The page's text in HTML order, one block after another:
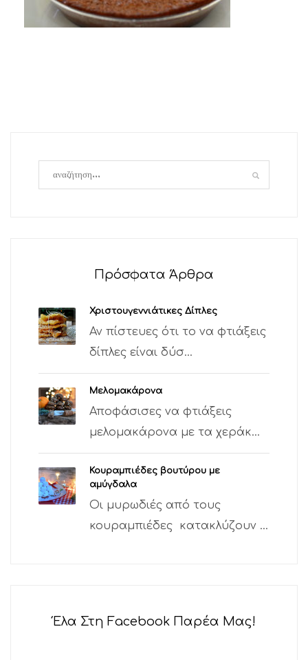
Πρόσφατα Άρθρα
Χριστουγεννιάτικες Δίπλες
Αν πίστευες ότι το να φτιάξεις
δίπλες είναι δύσ...
Μελομακάρονα
Αποφάσισες να φτιάξεις
μελομακάρονα με τα χεράκ...
Κουραμπιέδες βουτύρου με
αμύγδαλα
Οι μυρωδιές από τους
κουραμπιέδες κατακλύζουν ...
Έλα Στη Facebook Παρέα Μας!